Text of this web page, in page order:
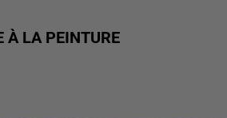
À LA PEINTURE